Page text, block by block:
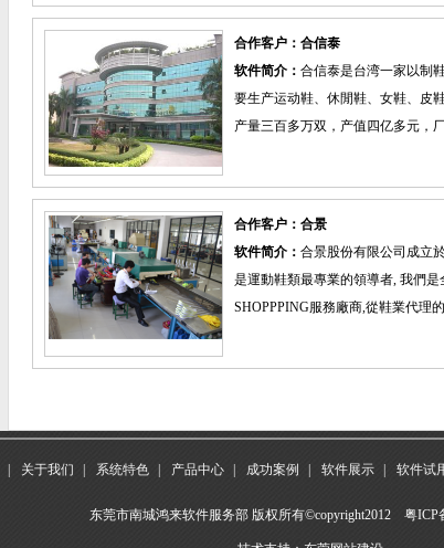
合作客户：合信泰
软件简介： 合信泰是台湾一家以制
要生产运动鞋、休閒鞋、女鞋、皮
产量三百多万双，产值四亿多元，
合作客户：合景
软件简介： 合景股份有限公司成立
是運動鞋類最專業的領導者, 我們
SHOPPPING服務廠商,從鞋業代理
关于我们 系统特色 产品中心 成功案例 软件展示 软件试
东莞市南城鸿来软件服务部 版权所有©copyright2012 粤ICP